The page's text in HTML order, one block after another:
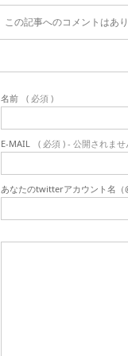
この記事へのコメントはあり
名前 ( 必須 )
E-MAIL ( 必須 ) - 公開されませ
あなたのtwitterアカウント名（